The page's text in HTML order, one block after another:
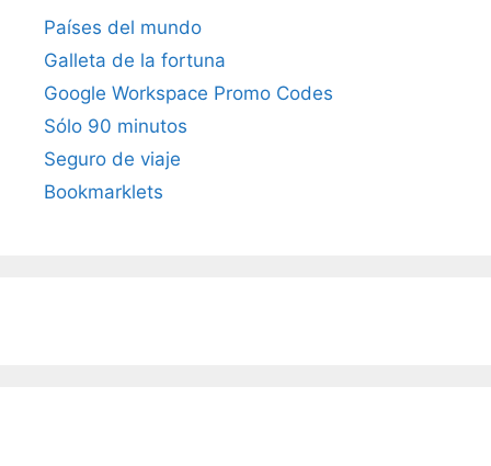
Países del mundo
Galleta de la fortuna
Google Workspace Promo Codes
Sólo 90 minutos
Seguro de viaje
Bookmarklets